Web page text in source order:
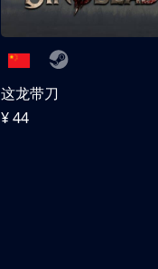
这龙带刀
¥ 44